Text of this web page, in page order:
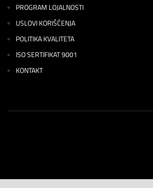
PROGRAM LOJALNOSTI
USLOVI KORIŠĆENJA
POLITIKA KVALITETA
ISO SERTIFIKAT 9001
KONTAKT